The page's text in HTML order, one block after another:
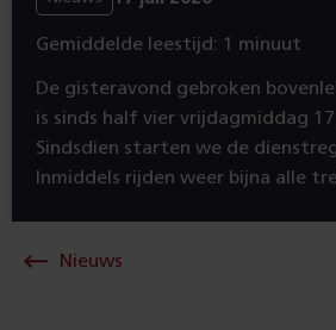
Gemiddelde leestijd: 1 minuut
De gisteravond gebroken
is sinds half vier vrijdagmiddag 17
Sindsdien starten we de
Inmiddels rijden weer bijna alle
Nieuws